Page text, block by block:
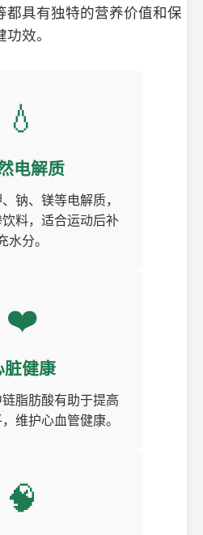
都具有独特的营养价值和保
功效。
💧
电解质
钠、镁等电解质，
料，适合运动后补
水分。
❤️
脏健康
脂肪酸有助于提高
维护心血管健康。
🧠